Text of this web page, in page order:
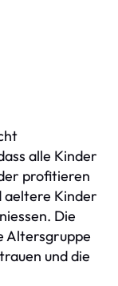
alle Kinder
profitieren
aeltere Kinder
Die
Altersgruppe
und die